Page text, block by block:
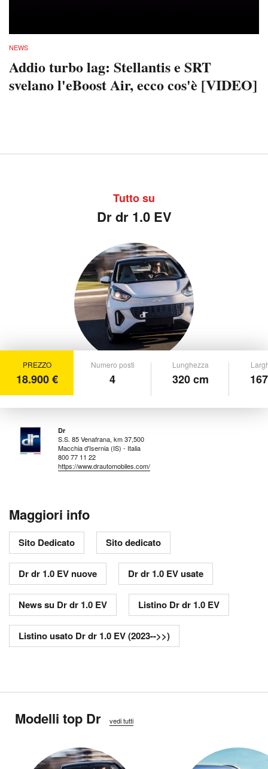
NEWS
Addio turbo lag: Stellantis e SRT
svelano l'eBoost Air, ecco cos'è [VIDEO]
Tutto su
Dr dr 1.0 EV
PREZZO
18.900 €
Numero posti
4
Lunghezza
320 cm
Dr
S.S. 85 Venafrana, km 37,500
Macchia d'Isernia (IS) - Italia
800 77 11 22
https://www.drautomobiles.com/
Maggiori info
Sito Dedicato Sito dedicato
Dr dr 1.0 EV nuove Dr dr 1.0 EV usate
News su Dr dr 1.0 EV Listino Dr dr 1.0 EV
Listino usato Dr dr 1.0 EV (2023-->>)
Modelli top Dr vedi tutti